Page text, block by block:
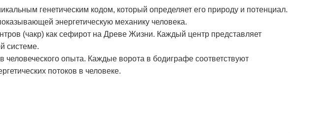
генетическим кодом, который определяет его природу и потенциал.
энергетическую механику человека.
(чакр) как сефирот на Древе Жизни. Каждый центр представляет
системе.
опыта. Каждые ворота в бодиграфе соответствуют
потоков в человеке.